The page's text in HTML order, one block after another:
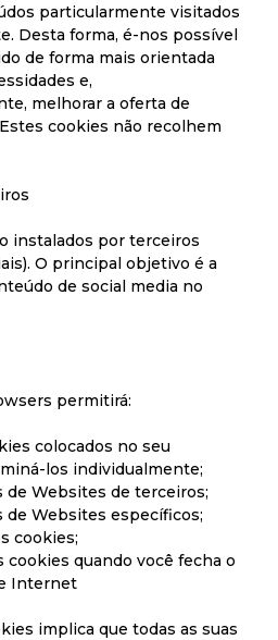
particularmente visitados
Desta forma, é-nos possível
de forma mais orientada
e,
melhorar a oferta de
cookies não recolhem
instalados por terceiros
O principal objetivo é a
de social media no
permitirá:
colocados no seu
los individualmente;
de Websites de terceiros;
de Websites específicos;
cookies;
cookies quando você fecha o
Internet
implica que todas as suas